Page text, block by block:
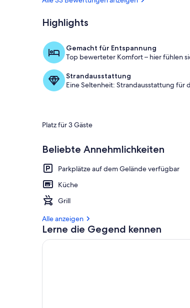
Highlights
Gemacht für Entspannung
Top bewerteter Komfort – hier fühlen
Strandausstattung
Eine Seltenheit: Strandausstattung für
Platz für 3 Gäste
Beliebte Annehmlichkeiten
Parkplätze auf dem Gelände verfügbar
Küche
Grill
Alle anzeigen
Lerne die Gegend kennen